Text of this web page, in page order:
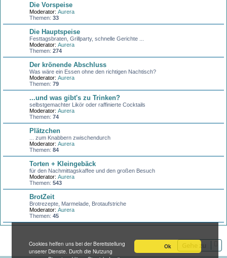
Ok
Cookies helfen uns bei der Bereitstellung
unserer Dienste. Durch die Nutzung
Die Vorspeise
Moderator: Aurera
Themen: 33
Die Hauptspeise
Festtagsbraten, Grillparty, schnelle Gerichte ...
Moderator: Aurera
Themen: 274
Der krönende Abschluss
Was wäre ein Essen ohne den richtigen Nachtisch?
Moderator: Aurera
Themen: 79
...und was gibt's zu Trinken?
selbstgemachter Likör oder raffinierte Cocktails
Moderator: Aurera
Themen: 74
Plätzchen
... zum Knabbern zwischendurch
Moderator: Aurera
Themen: 84
Torten + Kleingebäck
für den Nachmittagskaffee und den großen Besuch
Moderator: Aurera
Themen: 543
BrotZeit
Brotrezepte, Marmelade, Brotaufstriche
Moderator: Aurera
Themen: 45
Gehe zu